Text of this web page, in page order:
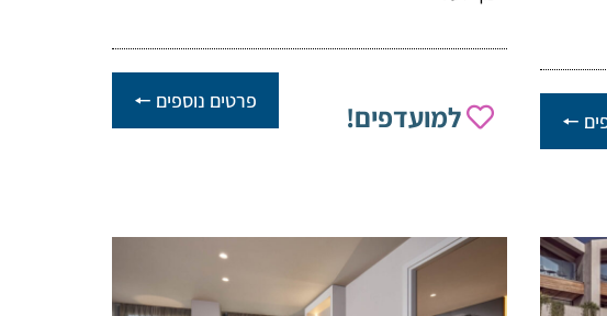
🠔 למועדפים! פרטים נוספים 🠔